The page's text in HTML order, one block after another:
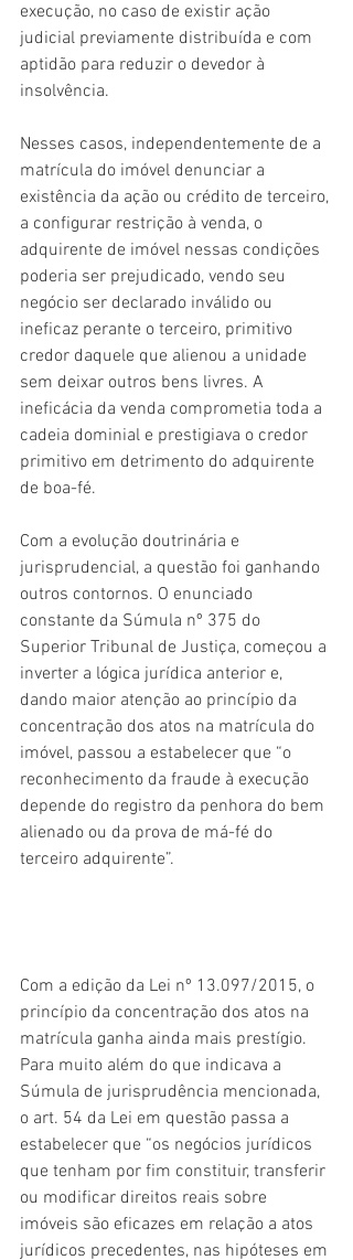
execução, no caso de existir ação
judicial previamente distribuída e com
aptidão para reduzir o devedor à
insolvência.
Nesses casos, independentemente de a
matrícula do imóvel denunciar a
existência da ação ou crédito de terceiro,
a configurar restrição à venda, o
adquirente de imóvel nessas condições
poderia ser prejudicado, vendo seu
negócio ser declarado inválido ou
ineficaz perante o terceiro, primitivo
credor daquele que alienou a unidade
sem deixar outros bens livres. A
ineficácia da venda comprometia toda a
cadeia dominial e prestigiava o credor
primitivo em detrimento do adquirente
de boa-fé.
Com a evolução doutrinária e
jurisprudencial, a questão foi ganhando
outros contornos. O enunciado
constante da Súmula nº 375 do
Superior Tribunal de Justiça, começou a
inverter a lógica jurídica anterior e,
dando maior atenção ao princípio da
concentração dos atos na matrícula do
imóvel, passou a estabelecer que “o
reconhecimento da fraude à execução
depende do registro da penhora do bem
alienado ou da prova de má-fé do
terceiro adquirente”.
Com a edição da Lei nº 13.097/2015, o
princípio da concentração dos atos na
matrícula ganha ainda mais prestígio.
Para muito além do que indicava a
Súmula de jurisprudência mencionada,
o art. 54 da Lei em questão passa a
estabelecer que “os negócios jurídicos
que tenham por fim constituir, transferir
ou modificar direitos reais sobre
imóveis são eficazes em relação a atos
jurídicos precedentes, nas hipóteses em